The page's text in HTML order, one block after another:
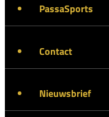
PassaSports
Contact
Nieuwsbrief